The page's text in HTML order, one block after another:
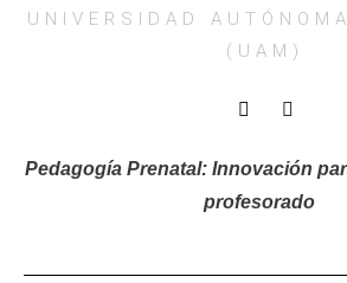
UNIVERSIDAD
(UAM)
Pedagogía Prenatal: Innovación
profesorado